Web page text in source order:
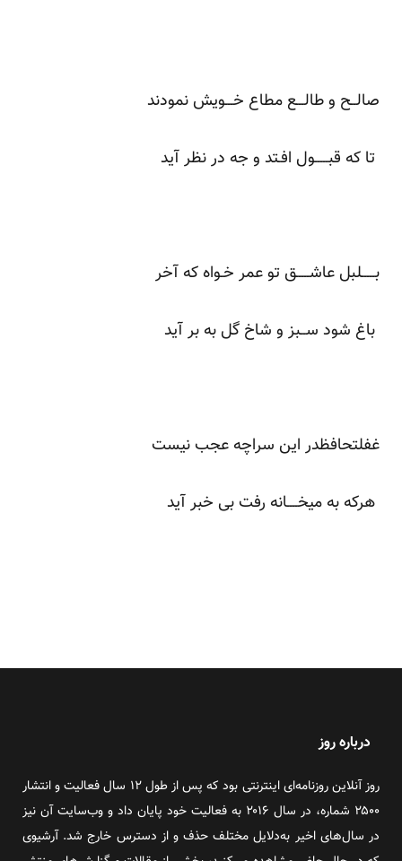
صالــح و طالـــع مطاع خـــویش نمودند
تا که قبـــــول افـتد و جه در نظر آید
بـــــلبل عاشـــــق تو عمر خـواه که آخر
باغ شود ســبز و شاخ گل به بر آید
غفلتحافظدر این سراچه عجب نیست
هرکه به میخــــانه رفت بی خبر آید
درباره روز
روز آنلاین روزنامه‌ای اینترنتی بود که پس از طول ۱۲ سال فعالیت و انتشار
۲۵۰۰ شماره، در سال ۲۰۱۶ به فعالیت خود پایان داد و وب‌سایت آن نیز
در سال‌های اخیر به‌دلایل مختلف حذف و از دسترس خارج شد. آرشیوی